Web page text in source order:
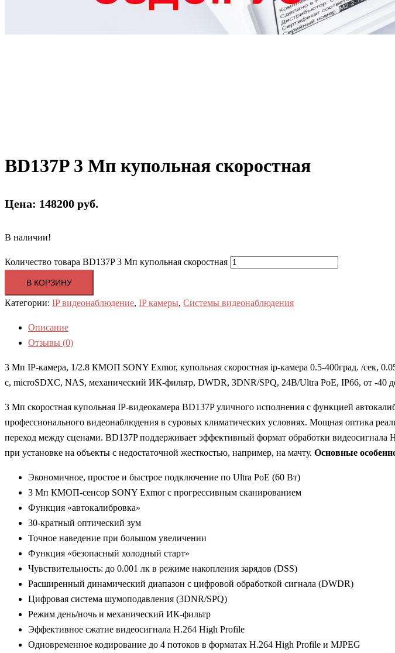
BD137P 3 Мп купольная скоростная
Цена: 148200 руб.
В наличии!
Количество товара BD137P 3 Мп купольная скоростная
В КОРЗИНУ
Категории: IP видеонаблюдение, IP камеры, Системы видеонаблюдения
Описание
Отзывы (0)
3 Мп IP-камера, 1/2.8 КМОП SONY Exmor, купольная скоростная ip-камера 0.5-400град. /сек,
с, microSDXC, NAS, механический ИК-фильтр, DWDR, 3DNR/SPQ, 24В/Ultra PoE, IP66, от -40
3 Мп скоростная купольная IP-видеокамера BD137P уличного исполнения с функцией
профессионального видеонаблюдения в суровых климатических условиях. Мощная оптика
переход между сценами. BD137P поддерживает эффективный формат обработки
при установке на объекты с недостаточной жесткостью, например, на мачту. Основные
Экономичное, простое и быстрое подключение по Ultra PoE (60 Вт)
3 Мп КМОП-сенсор SONY Exmor с прогрессивным сканированием
Функция «автокалибровка»
30-кратный оптический зум
Точное наведение при большом увеличении
Функция «безопасный холодный старт»
Чувствительность: до 0.001 лк в режиме накопления зарядов (DSS)
Расширенный динамический диапазон с цифровой обработкой сигнала (DWDR)
Цифровая система шумоподавления (3DNR/SPQ)
Режим день/ночь и механический ИК-фильтр
Эффективное сжатие видеосигнала Н.264 High Profile
Одновременное кодирование до 4 потоков в форматах Н.264 High Profile и MJPEG